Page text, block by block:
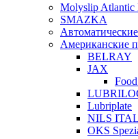
Molyslip Atlantic
SMAZKA
Американские
BELRAY
JAX
Lubriplate
NILS
OKS